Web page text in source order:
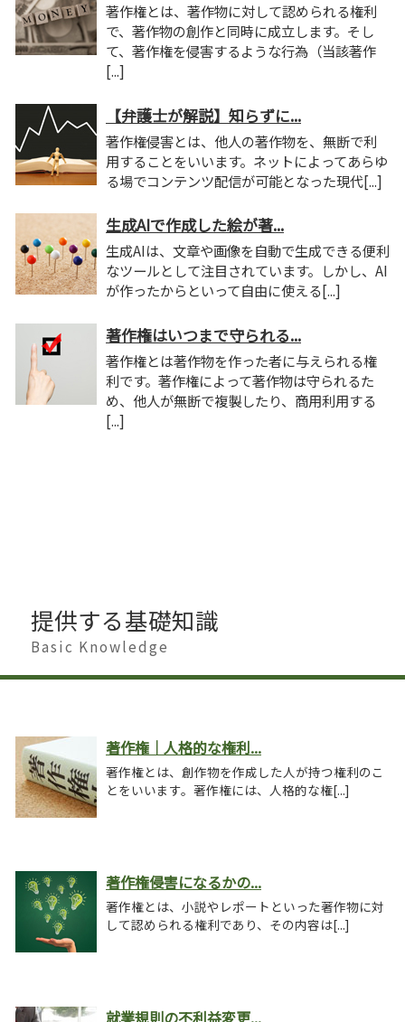
著作権とは、著作物に対して認められる権利
で、著作物の創作と同時に成立します。そし
て、著作権を侵害するような行為（当該著作
[...]
【弁護士が解説】知らずに...
著作権侵害とは、他人の著作物を、無断で利
用することをいいます。ネットによってあらゆ
る場でコンテンツ配信が可能となった現代[...]
生成AIで作成した絵が著...
生成AIは、文章や画像を自動で生成できる便利
なツールとして注目されています。しかし、AI
が作ったからといって自由に使える[...]
著作権はいつまで守られる...
著作権とは著作物を作った者に与えられる権
利です。著作権によって著作物は守られるた
め、他人が無断で複製したり、商用利用する
[...]
提供する基礎知識
Basic Knowledge
著作権｜人格的な権利...
著作権とは、創作物を作成した人が持つ権利のこ
とをいいます。著作権には、人格的な権[...]
著作権侵害になるかの...
著作権とは、小説やレポートといった著作物に対
して認められる権利であり、その内容は[...]
就業規則の不利益変更...